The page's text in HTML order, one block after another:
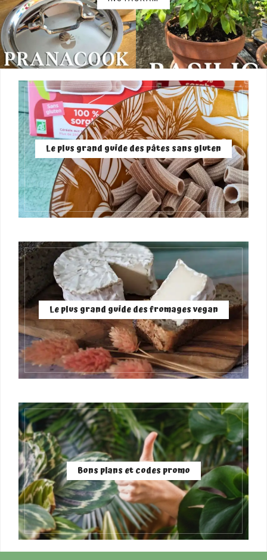
Le plus grand guide des pâtes sans gluten
Le plus grand guide des fromages vegan
Bons plans et codes promo